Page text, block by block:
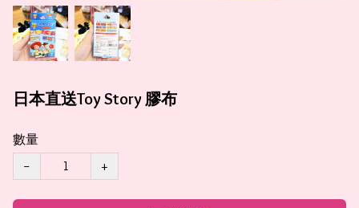
日本直送Toy Story 膠布
數量
−
+